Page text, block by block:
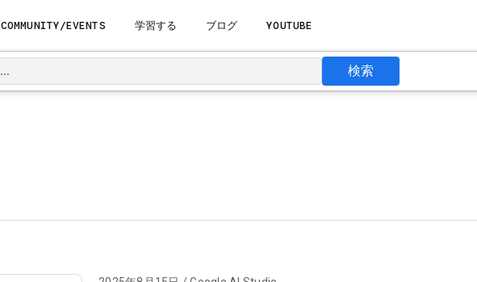
COMMUNITY/EVENTS 学習する ブログ YOUTUBE
検索